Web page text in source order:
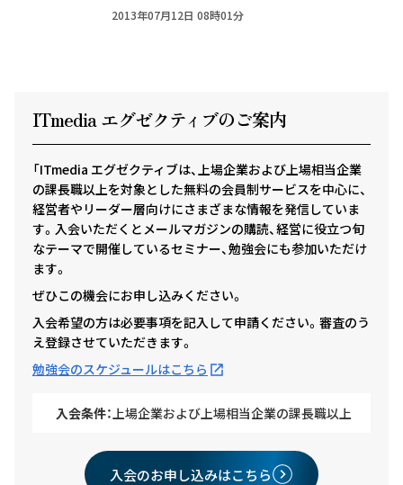
2013年07月12日 08時01分
ITmedia エグゼクティ ブのご案内
「ITmedia エグゼクティブは、上場企業および上場相当企業
の課長職以上を対象とした無料の会員制サービスを中心に、
経営者やリーダー層向けにさまざまな情報を発信していま
す。入会いただくとメールマガジンの購読、経営に役立つ旬
なテーマで開催しているセミナー、勉強会にも参加いただけ
ます。
ぜひこの機会にお申し込みください。
入会希望の方は必要事項を記入して申請ください。審査のう
え登録させていただきます。
勉強会のスケジュールはこちら
入会条件：上場企業および上場相当企業の課長職以上
入会のお申し込みはこちら